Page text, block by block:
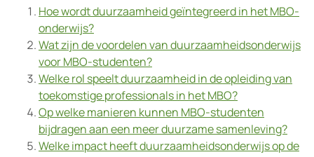
Hoe wordt duurzaamheid geïntegreerd in het MBO-
onderwijs?
Wat zijn de voordelen van duurzaamheidsonderwijs
voor MBO-studenten?
Welke rol speelt duurzaamheid in de opleiding van
toekomstige professionals in het MBO?
Op welke manieren kunnen MBO-studenten
bijdragen aan een meer duurzame samenleving?
Welke impact heeft duurzaamheidsonderwijs op de